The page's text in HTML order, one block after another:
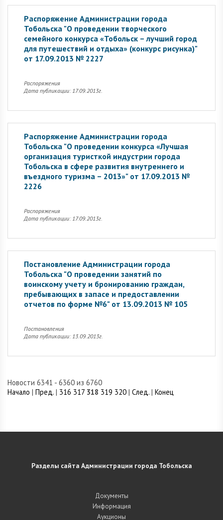
Распоряжение Администрации города
Тобольска "О проведении творческого
семейного конкурса «Тобольск – лучший город
для путешествий и отдыха» (конкурс рисунка)"
от 17.09.2013 № 2227
Распоряжения
Дата публикации: 17.09.2013г.
Распоряжение Администрации города
Тобольска "О проведении конкурса «Лучшая
организация туристкой индустрии города
Тобольска в сфере развития внутреннего и
въездного туризма – 2013»" от 17.09.2013 №
2226
Распоряжения
Дата публикации: 17.09.2013г.
Постановление Администрации города
Тобольска "О проведении занятий по
воинскому учету и бронированию граждан,
пребывающих в запасе и предоставлении
отчетов по форме №6" от 13.09.2013 № 105
Постановления
Дата публикации: 13.09.2013г.
Новости 6341 - 6360 из 6760
Начало | Пред. | 316 317 318 319 320 | След. | Конец
Разделы сайта Администрации города Тобольска
Документы
Информация
Аукционы